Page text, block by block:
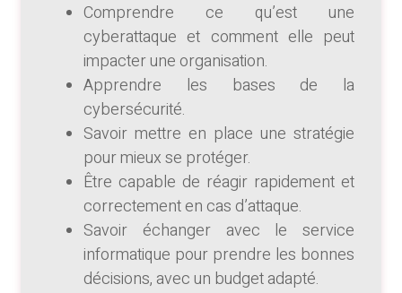
Comprendre ce qu’est une
cyberattaque et comment elle peut
impacter une organisation.
Apprendre les bases de la
cybersécurité.
Savoir mettre en place une stratégie
pour mieux se protéger.
Être capable de réagir rapidement et
correctement en cas d’attaque.
Savoir échanger avec le service
informatique pour prendre les bonnes
décisions, avec un budget adapté.